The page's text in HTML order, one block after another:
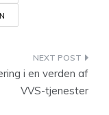
i en verden af
VVS-tjenester